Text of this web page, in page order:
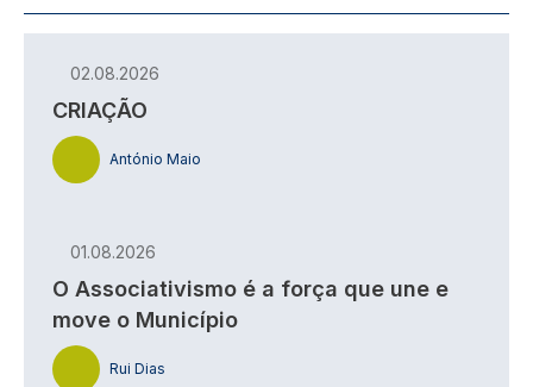
02.08.2026
CRIAÇÃO
António Maio
01.08.2026
O Associativismo é a força que une e
move o Município
Rui Dias